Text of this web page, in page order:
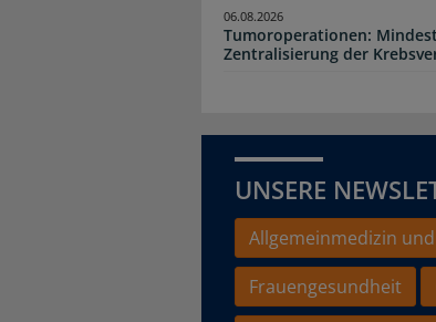
Tumoroperationen:
Zentralisierung der
06.08.2026
UNSERE
Allgemeinmedizin
Frauengesundheit